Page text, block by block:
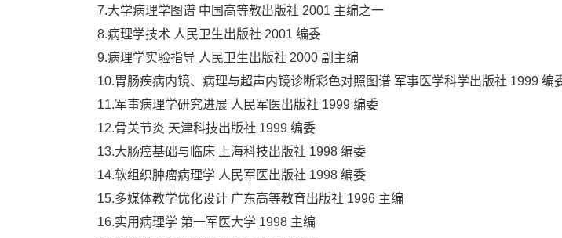
7.大学病理学图谱 中国高等教出版社 2001 主编之一
8.病理学技术 人民卫生出版社 2001 编委
9.病理学实验指导 人民卫生出版社 2000 副主编
10.胃肠疾病内镜、病理与超声内镜诊断彩色对照图谱 军事医学科学出版社 1999 编
11.军事病理学研究进展 人民军医出版社 1999 编委
12.骨关节炎 天津科技出版社 1999 编委
13.大肠癌基础与临床 上海科技出版社 1998 编委
14.软组织肿瘤病理学 人民军医出版社 1998 编委
15.多媒体教学优化设计 广东高等教育出版社 1996 主编
16.实用病理学 第一军医大学 1998 主编